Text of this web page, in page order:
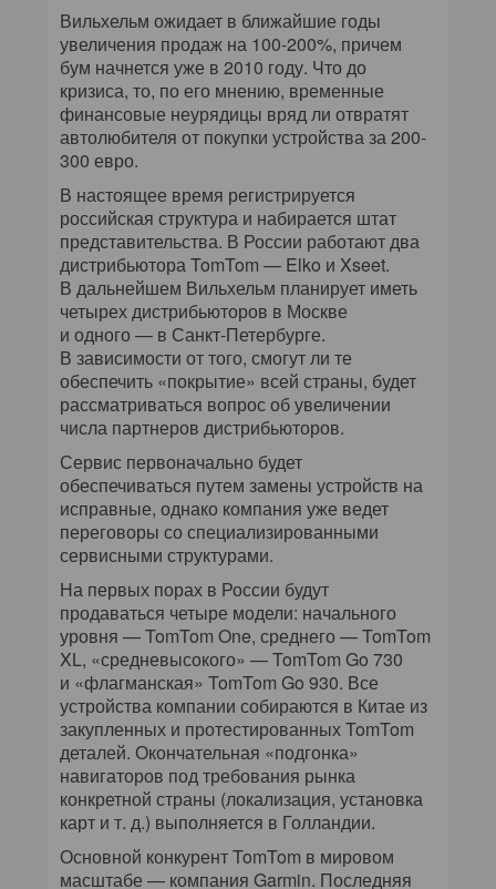
Вильхельм ожидает в ближайшие годы
увеличения продаж на 100-200%, причем
бум начнется уже в 2010 году. Что до
кризиса, то, по его мнению, временные
финансовые неурядицы вряд ли отвратят
автолюбителя от покупки устройства за 200-
300 евро.
В настоящее время регистрируется
российская структура и набирается штат
представительства. В России работают два
дистрибьютора TomTom — Elko и Xseet.
В дальнейшем Вильхельм планирует иметь
четырех дистрибьюторов в Москве
и одного — в Санкт-Петербурге.
В зависимости от того, смогут ли те
обеспечить «покрытие» всей страны, будет
рассматриваться вопрос об увеличении
числа партнеров дистрибьюторов.
Сервис первоначально будет
обеспечиваться путем замены устройств на
исправные, однако компания уже ведет
переговоры со специализированными
сервисными структурами.
На первых порах в России будут
продаваться четыре модели: начального
уровня — TomTom One, среднего — TomTom
XL, «средневысокого» — TomTom Go 730
и «флагманская» TomTom Go 930. Все
устройства компании собираются в Китае из
закупленных и протестированных TomTom
деталей. Окончательная «подгонка»
навигаторов под требования рынка
конкретной страны (локализация, установка
карт и т. д.) выполняется в Голландии.
Основной конкурент TomTom в мировом
масштабе — компания Garmin. Последняя